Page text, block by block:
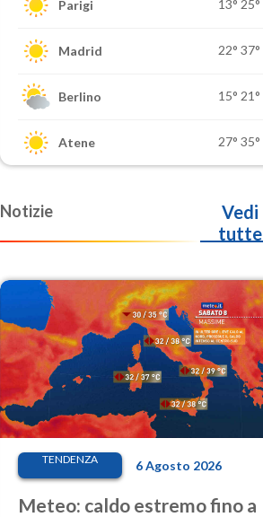
Parigi 13° 25°
Madrid 22° 37°
Berlino 15° 21°
Atene 27° 35°
Notizie
Vedi
tutte
TENDENZA 6 Agosto 2026
Meteo: caldo estremo fino a